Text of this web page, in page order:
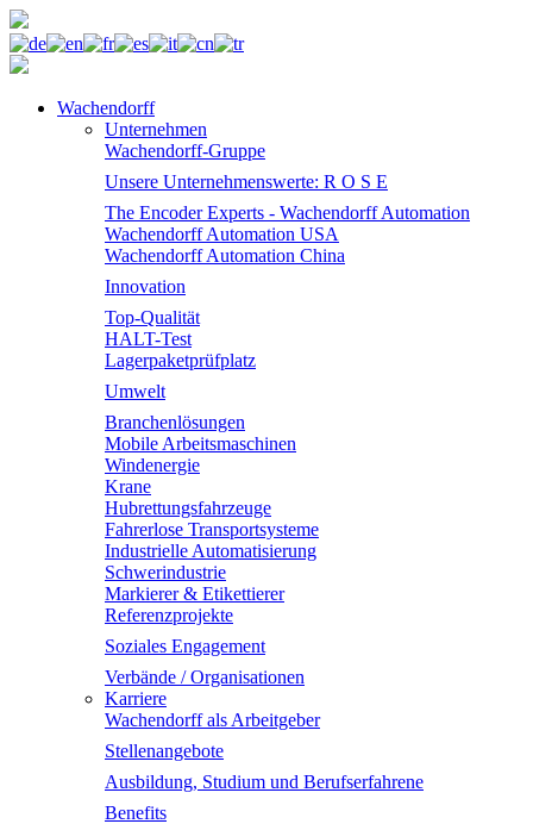
Wachendorff
Unternehmen
Wachendorff-Gruppe
Unsere Unternehmenswerte: R O S E
The Encoder Experts - Wachendorff Automation
Wachendorff Automation USA
Wachendorff Automation China
Innovation
Top-Qualität
HALT-Test
Lagerpaketprüfplatz
Umwelt
Branchenlösungen
Mobile Arbeitsmaschinen
Windenergie
Krane
Hubrettungsfahrzeuge
Fahrerlose Transportsysteme
Industrielle Automatisierung
Schwerindustrie
Markierer & Etikettierer
Referenzprojekte
Soziales Engagement
Verbände / Organisationen
Karriere
Wachendorff als Arbeitgeber
Stellenangebote
Ausbildung, Studium und Berufserfahrene
Benefits